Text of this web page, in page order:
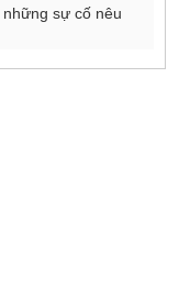
sự cố nêu